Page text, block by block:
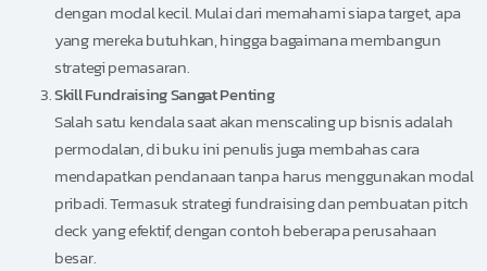
dengan modal kecil. Mulai dari memahami siapa target, apa
yang mereka butuhkan, hingga bagaimana membangun
strategi pemasaran.
Skill Fundraising Sangat Penting
Salah satu kendala saat akan menscaling up bisnis adalah
permodalan, di buku ini penulis juga membahas cara
mendapatkan pendanaan tanpa harus menggunakan modal
pribadi. Termasuk strategi fundraising dan pembuatan pitch
deck yang efektif, dengan contoh beberapa perusahaan
besar.